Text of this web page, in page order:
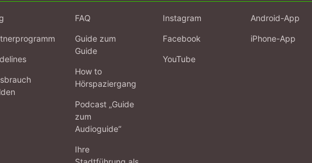
FAQ
Guide zum
Guide
How to
Hörspaziergang
Podcast „Guide
zum
Audioguide“
Ihre
Instagram
Facebook
YouTube
Android-App
iPhone-App